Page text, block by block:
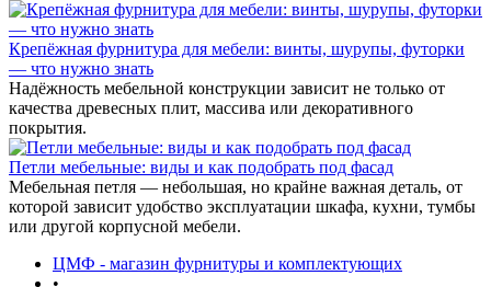
Крепёжная фурнитура для мебели: винты, шурупы, футорки
— что нужно знать
Надёжность мебельной конструкции зависит не только от
качества древесных плит, массива или декоративного
покрытия.
Петли мебельные: виды и как подобрать под фасад
Мебельная петля — небольшая, но крайне важная деталь, от
которой зависит удобство эксплуатации шкафа, кухни, тумбы
или другой корпусной мебели.
ЦМФ - магазин фурнитуры и комплектующих
•